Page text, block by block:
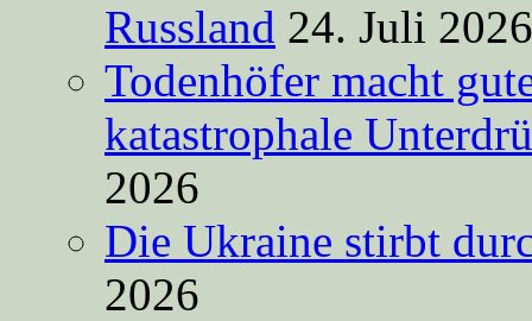
Russland 24. Juli 2026
Todenhöfer macht
katastrophale
2026
Die Ukraine stirbt
2026